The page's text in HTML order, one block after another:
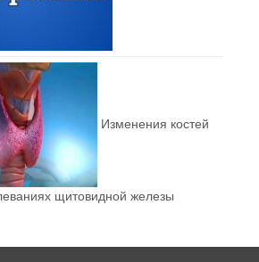
Изменения костей
щитовидной железы